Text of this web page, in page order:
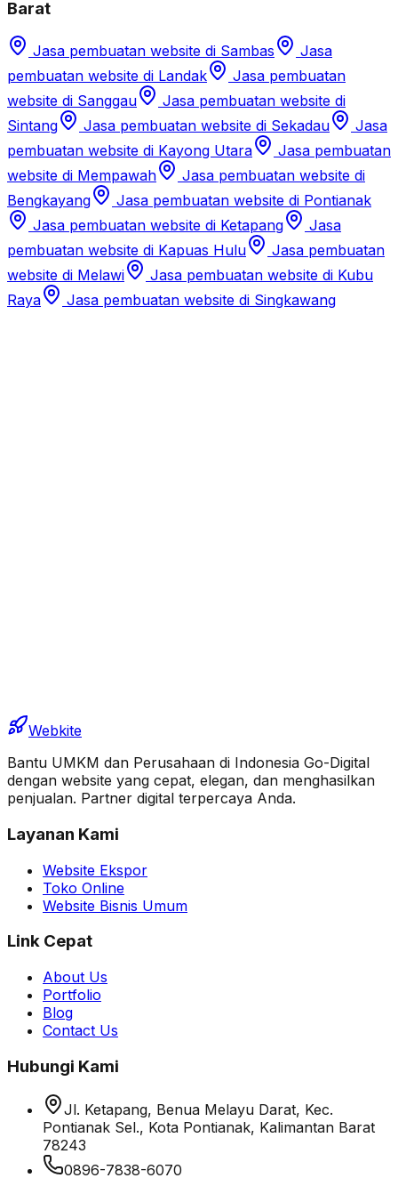
Barat
Jasa pembuatan website di Sambas
Jasa
pembuatan website di Landak
Jasa pembuatan
website di Sanggau
Jasa pembuatan website di
Sintang
Jasa pembuatan website di Sekadau
Jasa
pembuatan website di Kayong Utara
Jasa pembuatan
website di Mempawah
Jasa pembuatan website di
Bengkayang
Jasa pembuatan website di Pontianak
Jasa pembuatan website di Ketapang
Jasa
pembuatan website di Kapuas Hulu
Jasa pembuatan
website di Melawi Jasa pembuatan website di Kubu
Raya
Jasa pembuatan website di Singkawang
Webkite
Bantu UMKM dan Perusahaan di Indonesia Go-Digital
dengan website yang cepat, elegan, dan menghasilkan
penjualan. Partner digital terpercaya Anda.
Layanan Kami
Website Ekspor
Toko Online
Website Bisnis Umum
Link Cepat
About Us
Portfolio
Blog
Contact Us
Hubungi Kami
Jl. Ketapang, Benua Melayu Darat, Kec.
Pontianak Sel., Kota Pontianak, Kalimantan Barat
78243
0896-7838-6070